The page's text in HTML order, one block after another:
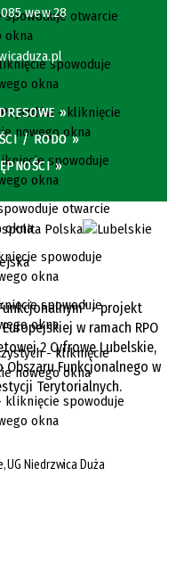
wew.28
»
/ RODO »
»
- projekt
w ramach RPO
2 Cyfrowe Lubelskie,
Obszaru Funkcjonalnego w
Terytorialnych.
Niedrzwica Duża